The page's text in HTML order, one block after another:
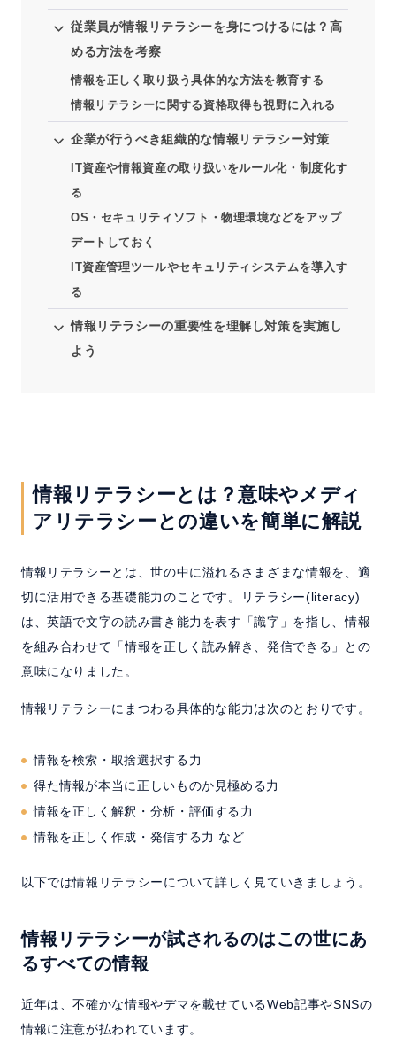
従業員が情報リテラシーを身につけるには？高
める方法を考察
情報を正しく取り扱う具体的な方法を教育する
情報リテラシーに関する資格取得も視野に入れる
企業が行うべき組織的な情報リテラシー対策
IT資産や情報資産の取り扱いをルール化・制度化す
る
OS・セキュリティソフト・物理環境などをアップ
デートしておく
IT資産管理ツールやセキュリティシステムを導入す
る
情報リテラシーの重要性を理解し対策を実施し
よう
情報リテラシーとは？意味やメディ
アリテラシーとの違いを簡単に解説
情報リテラシーとは、世の中に溢れるさまざまな情報を、適
切に活用できる基礎能力のことです。リテラシー(literacy)
は、英語で文字の読み書き能力を表す「識字」を指し、情報
を組み合わせて「情報を正しく読み解き、発信できる」との
意味になりました。
情報リテラシーにまつわる具体的な能力は次のとおりです。
情報を検索・取捨選択する力
得た情報が本当に正しいものか見極める力
情報を正しく解釈・分析・評価する力
情報を正しく作成・発信する力 など
以下では情報リテラシーについて詳しく見ていきましょう。
情報リテラシーが試されるのはこの世にあ
るすべての情報
近年は、不確かな情報やデマを載せているWeb記事やSNSの
情報に注意が払われています。